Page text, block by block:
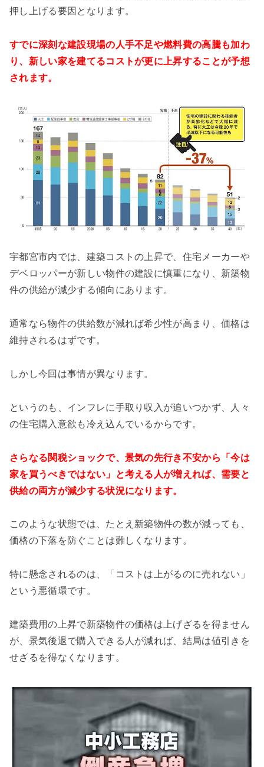
押し上げる要因となります。
すでに深刻な建設現場の人手不足や燃料費の高騰も加わ
り、新しい家を建てるコストが更に上昇することが予想
されます。
宇都宮市内では、建築コストの上昇で、住宅メーカーや
デベロッパーが新しい物件の建設に慎重になり、新築物
件の供給が減少する傾向にあります。
通常なら物件の供給数が減れば希少性が高まり、価格は
維持されるはずです。
しかし今回は事情が異なります。
というのも、インフレに手取り収入が追いつかず、人々
の住宅購入意欲も冷え込んでいるからです。
さらなる関税ショックで、景気の先行き不安から「今は
家を買うべきではない」と考える人が増えれば、需要と
供給の両方が減少する状況になります。
このような状態では、たとえ新築物件の数が減っても、
価格の下落を防ぐことは難しくなります。
特に懸念されるのは、「コストは上がるのに売れない」
という悪循環です。
建築費用の上昇で新築物件の価格は上げざるを得ません
が、景気後退で購入できる人が減れば、結局は値引きを
せざるを得なくなります。